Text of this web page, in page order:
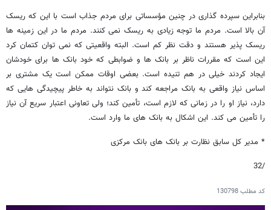
بنابراین سپرده گذاری در چنین مؤسساتی برای مردم جذاب است با این که ریسک
آن بالا است. مردم ما توجه زیادی به ریسک نمی کنند. مردم ما در این زمینه ها
ریسک پذیر هستند و دقت نظر کم است. البته واقعیتی که نمی توان کتمان کرد
این است که مقررات ناظر بر بانک ها و ضوابطی که خود بانک ها برای خودشان
ایجاد کردند خیلی در هم تنیده است. بعضی اوقات ممکن است یک مشتری بر
اساس نیاز واقعی به بانک مراجعه کند و بانک نتواند به خاطر پیچیدگی هایی که
دارد، نیاز او را در زمانی که لازم است، تأمین کند؛ ولی تعاونی اعتبار سریع آن نیاز
را تأمین می کند. این اشکال به بانک های ما وارد است.
* مدیر کل سابق نظارت بر بانک های بانک مرکزی
/32
کد مطلب130798